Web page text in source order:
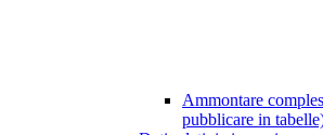
Ammontare
pubblicare in